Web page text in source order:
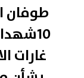
غارات